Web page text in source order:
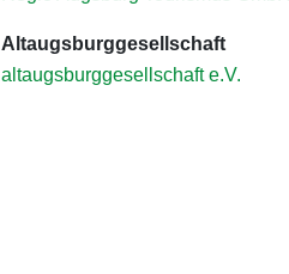
Altaugsburggesellschaft
altaugsburggesellschaft e.V.